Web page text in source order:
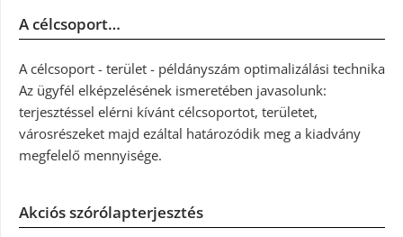
A célcsoport…
A célcsoport - terület - példányszám optimalizálási technika
Az ügyfél elképzelésének ismeretében javasolunk:
terjesztéssel elérni kívánt célcsoportot, területet,
városrészeket majd ezáltal határozódik meg a kiadvány
megfelelő mennyisége.
Akciós szórólapterjesztés